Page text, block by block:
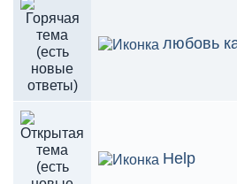
любовь
Help